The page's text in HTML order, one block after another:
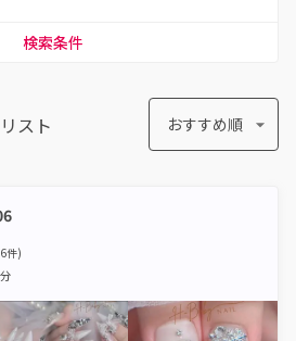
検索条件
スト おすすめ順
件)